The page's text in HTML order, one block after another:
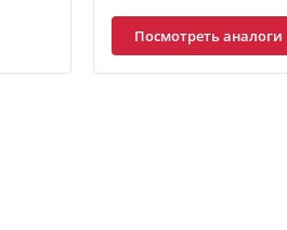
Посмотреть аналоги